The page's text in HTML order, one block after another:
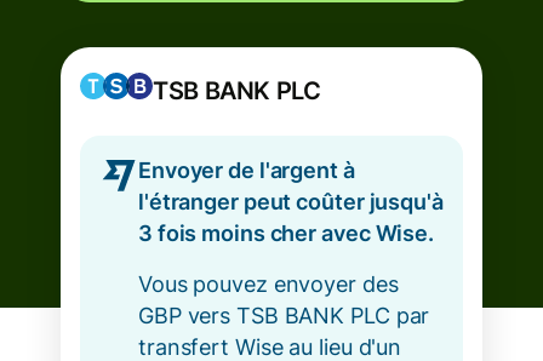
TSB BANK PLC
Envoyer de l'argent à
l'étranger peut coûter jusqu'à
3 fois moins cher avec Wise.
Vous pouvez envoyer des
GBP vers TSB BANK PLC par
transfert Wise au lieu d'un